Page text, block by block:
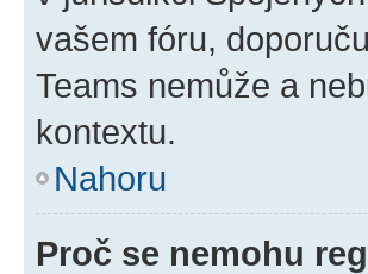
vašem fóru,
Teams nemůže a
kontextu.
Nahoru
Proč se nemohu